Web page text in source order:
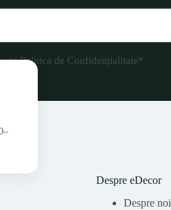
Politica de Confidențialitate*
Despre eDecor
Despre noi